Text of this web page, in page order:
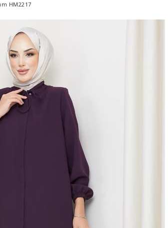
HM2217